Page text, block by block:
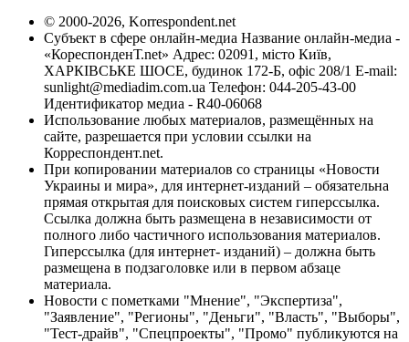
© 2000-2026, Korrespondent.net
Субъект в сфере онлайн-медиа Название онлайн-медиа -
«КореспонденТ.net» Адрес: 02091, місто Київ,
ХАРКІВСЬКЕ ШОСЕ, будинок 172-Б, офіс 208/1 E-mail:
sunlight@mediadim.com.ua Телефон: 044-205-43-00
Идентификатор медиа - R40-06068
Использование любых материалов, размещённых на
сайте, разрешается при условии ссылки на
Корреспондент.net.
При копировании материалов со страницы «Новости
Украины и мира», для интернет-изданий – обязательна
прямая открытая для поисковых систем гиперссылка.
Ссылка должна быть размещена в независимости от
полного либо частичного использования материалов.
Гиперссылка (для интернет- изданий) – должна быть
размещена в подзаголовке или в первом абзаце
материала.
Новости с пометками "Мнение", "Экспертиза",
"Заявление", "Регионы", "Деньги", "Власть", "Выборы",
"Тест-драйв", "Спецпроекты", "Промо" публикуются на